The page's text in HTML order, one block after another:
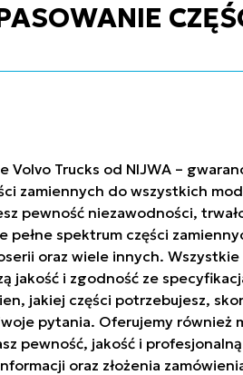
Volvo Trucks od NIJWA –
zamiennych do wszystkich
pewność niezawodności,
pełne spektrum części
oraz wiele innych.
jakość i zgodność ze
jakiej części potrzebujesz,
pytania. Oferujemy również
pewność, jakość i
oraz złożenia